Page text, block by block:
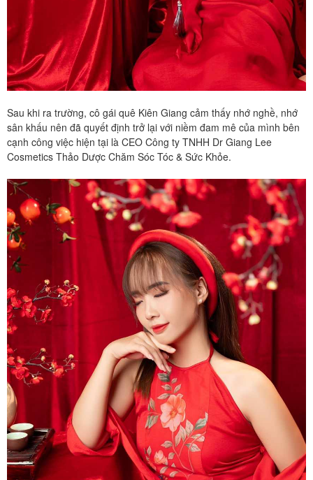
Sau khi ra trường, cô gái quê Kiên Giang cảm thấy nhớ nghề, nhớ
sân khấu nên đã quyết định trở lại với niềm đam mê của mình bên
cạnh công việc hiện tại là CEO Công ty TNHH Dr Giang Lee
Cosmetics Thảo Dược Chăm Sóc Tóc & Sức Khỏe.